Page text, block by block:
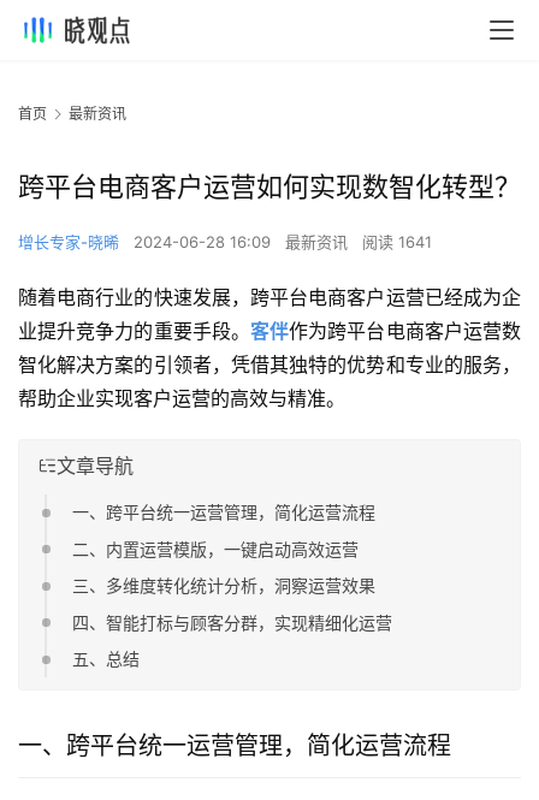
首页 最新资讯
跨平台电商客户运营如何实现数智化转型？
增长专家-晓晞 2024-06-28 16:09 最新资讯 阅读 1641
随着电商行业的快速发展，跨平台电商客户运营已经成为企
业提升竞争力的重要手段。 客伴作为跨平台电商客户运营数
智化解决方案的引领者，凭借其独特的优势和专业的服务，
帮助企业实现客户运营的高效与精准。
文章导航
一、跨平台统一运营管理，简化运营流程
二、内置运营模版，一键启动高效运营
三、多维度转化统计分析，洞察运营效果
四、智能打标与顾客分群，实现精细化运营
五、总结
一、跨平台统一运营管理，简化运营流程